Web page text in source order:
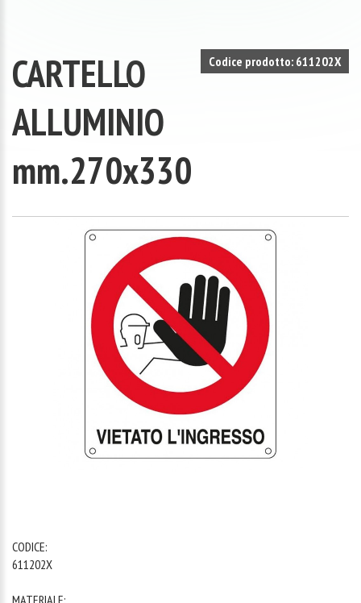
Codice prodotto: 611202X
CARTELLO
ALLUMINIO
mm.270x330
CODICE:
611202X
MATERIALE: